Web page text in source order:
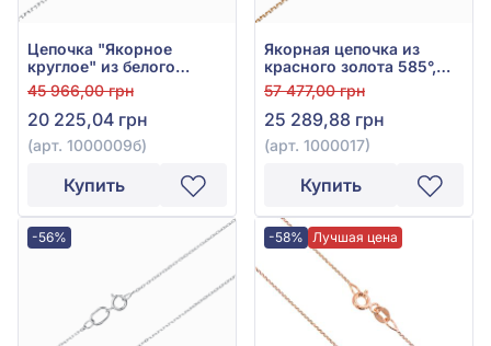
Цепочка "Якорное
круглое" из белого
золота 585° без вставки,
арт. 1000009б
45 966,00 грн
20 225,04 грн
(арт. 1000009б)
Купить
Якорная цепочка из
красного золота 585°,
без вставки, арт. 1000017
57 477,00 грн
25 289,88 грн
(арт. 1000017)
Купить
-56% -58% Лучшая цена